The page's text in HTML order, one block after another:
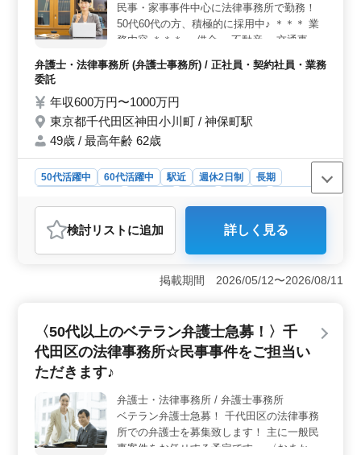
民事・家事事件中心に法律事務所で勤務！
50代60代の方、積極的に採用中♪ ＊＊＊ 業
務内容 ＊＊＊ ・借金 ・不動産 ・交通事故
・50歳以上新規採用実績あり ・未経験分野
上も活躍している企業です！ ぜひ今までの
経験を活かして頂ける方のご応募お待ちして
おります☆
弁護士・法律事務所 (弁護士事務所) / 正社員・契約社員・業務
委託
年収600万円〜1000万円
東京都千代田区神田小川町 / 神保町駅
49歳 / 最高年齢 62歳
50代活躍中 60代活躍中 駅近 週休2日制
長期
業務委託
おすすめポイント
＜経験豊富な弁護士募集＞ 民事・家事事件を中心とし
た法律事務所での弁護士業務に携わる経験豊富な方々を
積極的に募集しています。借金や不動産、交通事故、相
安定した働き方＞ 週休2日制や残業が少なめで、女性の
方々も歓迎されています。また、社会保険が完備されて
おり、安心して働くことができます。経験を活かし、長
期間にわたって安定して働く環境が整っています。
＜中高年の活躍推進＞ 50代以上、60代以上の方々が積
極的に採用されており、現在も活躍中です。平均年齢は
49歳と、経験を持つ中高年の方々が多く在籍していま
す。経験豊富な方々が集まり、共に成長し合える環境が
検討リスト に追加 詳しく見る
掲載期間 2026/05/12〜2026/08/11
〈50代以上のベテラン弁護士急募！〉千
代田区の法律事務所☆民事事件をご担当い
ただきます♪
弁護士・法律事務所 / 弁護士事務所
ベテラン弁護士急募！ 千代田区の法律事務
所での弁護士を募集致します！ 主に一般民
事案件をお任せする予定です。 〈おまかせ